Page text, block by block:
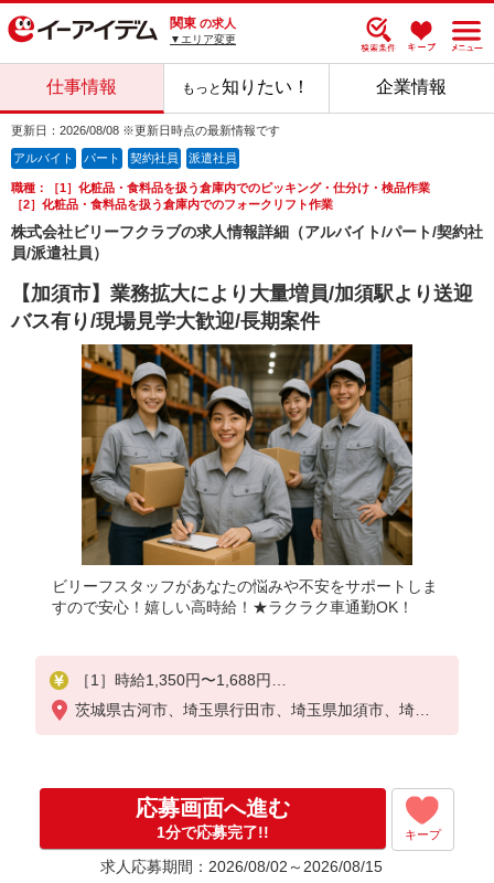
関東 の求人
▼エリア変更
仕事情報 もっと知りたい！ 企業情報
更新日：2026/08/08 ※更新日時点の最新情報です
アルバイト パート 契約社員 派遣社員
職種：［1］化粧品・食料品を扱う倉庫内でのピッキング・仕分け・検品作業
［2］化粧品・食料品を扱う倉庫内でのフォークリフト作業
株式会社ビリーフクラブの求人情報詳細（アルバイト/パート/契約社
員/派遣社員）
【加須市】業務拡大により大量増員/加須駅より送迎
バス有り/現場見学大歓迎/長期案件
ビリーフスタッフがあなたの悩みや不安をサポートしま
すので安心！嬉しい高時給！★ラクラク車通勤OK！
［1］時給1,350円〜1,688円
☆日給例9,450円（時給1,350円×7h）
☆月給例207,900円（時給1,350円×7h×22日）
☆日給例10,850円（時給1,550円×7h）
☆月給例238,700円（時給1,550円×7h×22日）
※経験・能力等による
茨城県古河市、埼玉県行田市、埼玉県加須市、埼玉
応募画面へ進む
1分で応募完了!! キープ
求人応募期間：2026/08/02～2026/08/15